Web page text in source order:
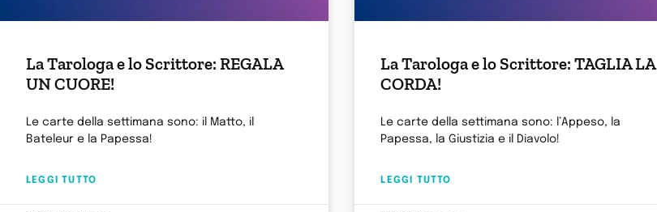
La Tarologa e lo Scrittore: REGALA
UN CUORE!
Le carte della settimana sono: il Matto, il
Bateleur e la Papessa!
LEGGI TUTTO
La Tarologa e lo Scrittore: TAGLIA LA
CORDA!
Le carte della settimana sono: l’Appeso, la
Papessa, la Giustizia e il Diavolo!
LEGGI TUTTO